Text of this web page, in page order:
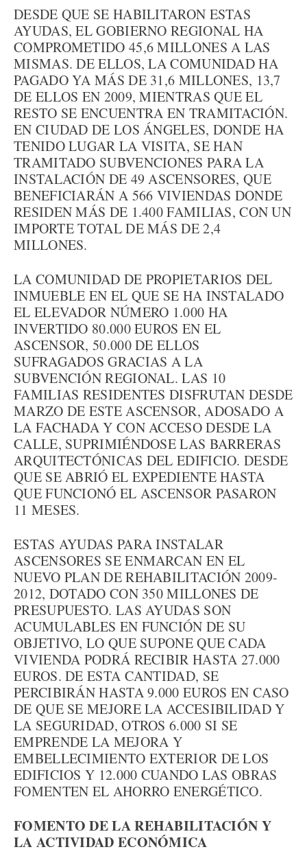
DESDE QUE SE HABILITARON ESTAS
AYUDAS, EL GOBIERNO REGIONAL HA
COMPROMETIDO 45,6 MILLONES A LAS
MISMAS. DE ELLOS, LA COMUNIDAD HA
PAGADO YA MÁS DE 31,6 MILLONES, 13,7
DE ELLOS EN 2009, MIENTRAS QUE EL
RESTO SE ENCUENTRA EN TRAMITACIÓN.
EN CIUDAD DE LOS ÁNGELES, DONDE HA
TENIDO LUGAR LA VISITA, SE HAN
TRAMITADO SUBVENCIONES PARA LA
INSTALACIÓN DE 49 ASCENSORES, QUE
BENEFICIARÁN A 566 VIVIENDAS DONDE
RESIDEN MÁS DE 1.400 FAMILIAS, CON UN
IMPORTE TOTAL DE MÁS DE 2,4
MILLONES.
LA COMUNIDAD DE PROPIETARIOS DEL
INMUEBLE EN EL QUE SE HA INSTALADO
EL ELEVADOR NÚMERO 1.000 HA
INVERTIDO 80.000 EUROS EN EL
ASCENSOR, 50.000 DE ELLOS
SUFRAGADOS GRACIAS A LA
SUBVENCIÓN REGIONAL. LAS 10
FAMILIAS RESIDENTES DISFRUTAN DESDE
MARZO DE ESTE ASCENSOR, ADOSADO A
LA FACHADA Y CON ACCESO DESDE LA
CALLE, SUPRIMIÉNDOSE LAS BARRERAS
ARQUITECTÓNICAS DEL EDIFICIO. DESDE
QUE SE ABRIÓ EL EXPEDIENTE HASTA
QUE FUNCIONÓ EL ASCENSOR PASARON
11 MESES.
ESTAS AYUDAS PARA INSTALAR
ASCENSORES SE ENMARCAN EN EL
NUEVO PLAN DE REHABILITACIÓN 2009-
2012, DOTADO CON 350 MILLONES DE
PRESUPUESTO. LAS AYUDAS SON
ACUMULABLES EN FUNCIÓN DE SU
OBJETIVO, LO QUE SUPONE QUE CADA
VIVIENDA PODRÁ RECIBIR HASTA 27.000
EUROS. DE ESTA CANTIDAD, SE
PERCIBIRÁN HASTA 9.000 EUROS EN CASO
DE QUE SE MEJORE LA ACCESIBILIDAD Y
LA SEGURIDAD, OTROS 6.000 SI SE
EMPRENDE LA MEJORA Y
EMBELLECIMIENTO EXTERIOR DE LOS
EDIFICIOS Y 12.000 CUANDO LAS OBRAS
FOMENTEN EL AHORRO ENERGÉTICO.
FOMENTO DE LA REHABILITACIÓN Y
LA ACTIVIDAD ECONÓMICA